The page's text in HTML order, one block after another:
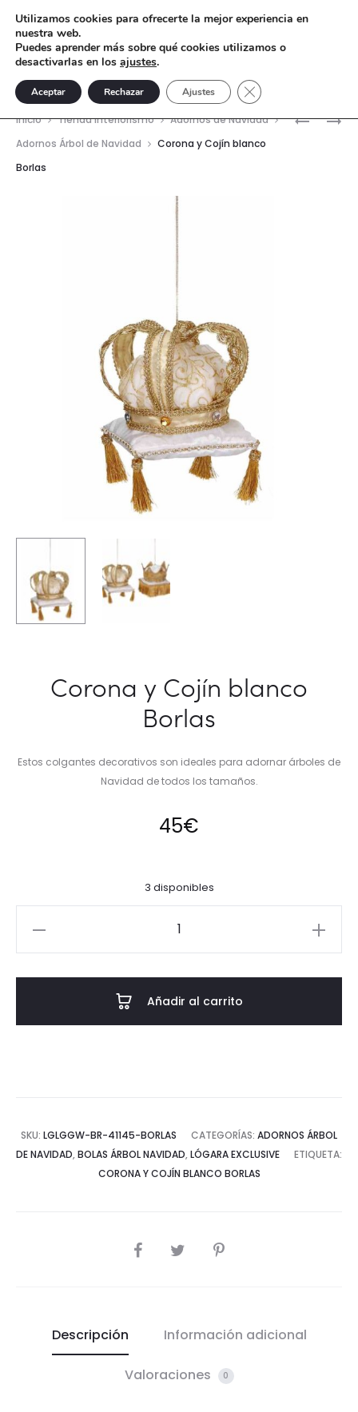
CORONA
Inicio Tienda interiorismo
Adornos de Navidad
Adornos Árbol de Navidad
Corona y Cojín blanco
Borlas
Corona y Cojín blanco
Borlas
Estos colgantes decorativos son ideales para adornar árboles de
Navidad de todos los tamaños.
45€
3 disponibles
Añadir al carrito
SKU: LGLGGW-BR-41145-BORLAS CATEGORÍAS: ADORNOS ÁRBOL
DE NAVIDAD, BOLAS ÁRBOL NAVIDAD, LÓGARA EXCLUSIVE
ETIQUETA:
CORONA Y COJÍN BLANCO BORLAS
COMPARTIR
Descripción Información adicional
Valoraciones 0
Utilizamos cookies para ofrecerte la mejor experiencia en
nuestra web.
Puedes aprender más sobre qué cookies utilizamos o
desactivarlas en los ajustes.
Aceptar Rechazar Ajustes Cerrar el banner de